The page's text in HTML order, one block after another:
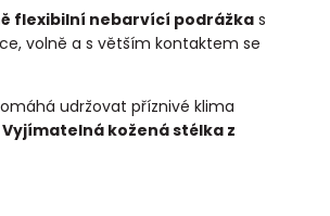
flexibilní nebarvící podrážka s
volně a s větším kontaktem se
udržovat příznivé klima
Vyjímatelná kožená stélka z